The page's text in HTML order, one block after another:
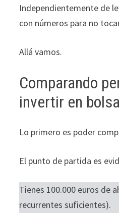
Independientemente de
con números para no
Allá vamos.
Comparando
invertir en
Lo primero es poder
El punto de partida es
Tienes 100.000 euros de
recurrentes suficientes).